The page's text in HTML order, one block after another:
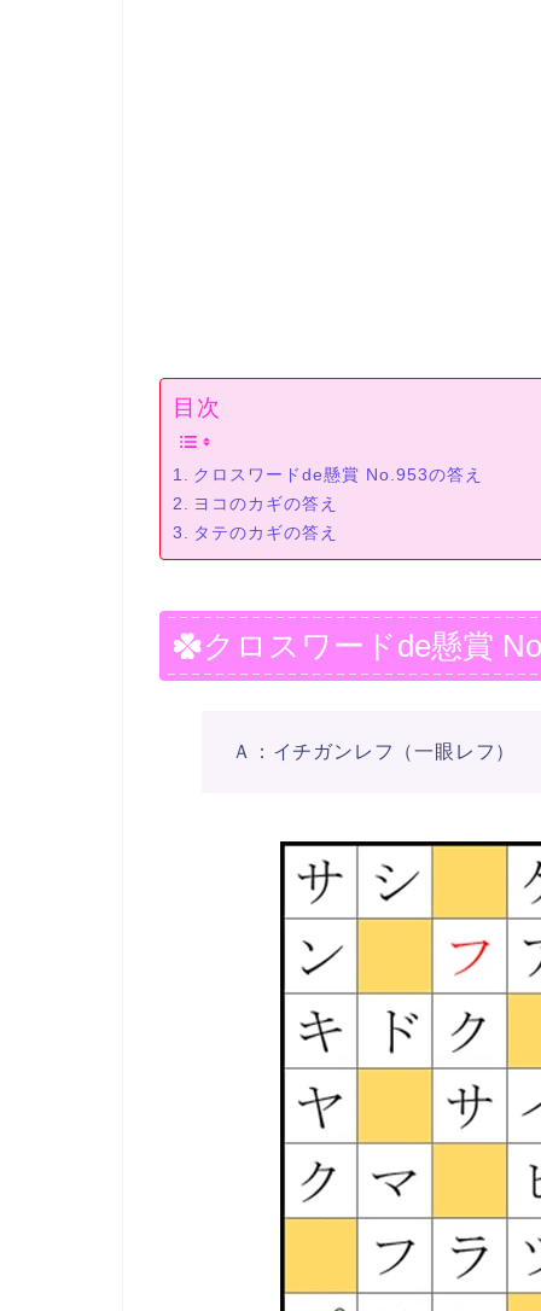
目次
クロスワードde懸賞 No.953の答え
ヨコのカギの答え
タテのカギの答え
クロスワードde懸賞
Ａ：イチガンレフ（一眼レフ）